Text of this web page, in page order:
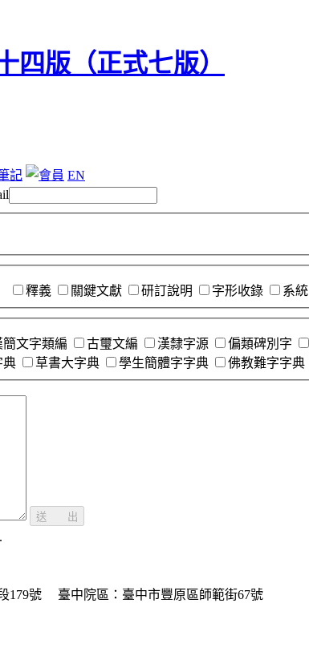
EN
釋義 關鍵文獻 研訂說明 字形收錄 系統
簡文字類編 古璽文編 漢隸字源 偏類碑別字
典 草書大字典 學生簡體字字典 佛教難字字典
送 出
179號
臺中院區：臺中市豐原區師範街67號